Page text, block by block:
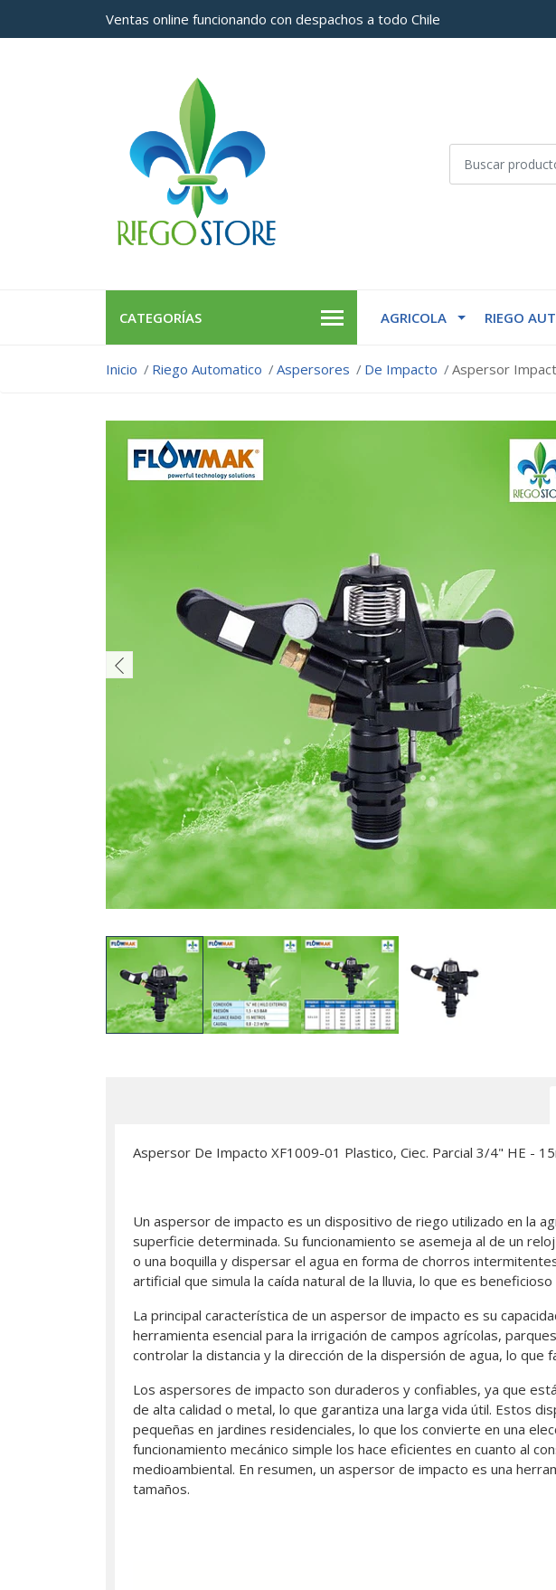
Ventas online funcionando con despachos a todo Chile
CATEGORÍAS AGRICOLA RIEGO
Inicio Riego Automatico Aspersores De Impacto Aspersor
Aspersor De Impacto XF1009-01 Plastico, Ciec. Parcial 3/4" HE -
Un aspersor de impacto es un dispositivo de riego utilizado en la
superficie determinada. Su funcionamiento se asemeja al de un
o una boquilla y dispersar el agua en forma de chorros
artificial que simula la caída natural de la lluvia, lo que es
La principal característica de un aspersor de impacto es su
herramienta esencial para la irrigación de campos agrícolas,
controlar la distancia y la dirección de la dispersión de agua, lo
Los aspersores de impacto son duraderos y confiables, ya que
de alta calidad o metal, lo que garantiza una larga vida útil. Estos
pequeñas en jardines residenciales, lo que los convierte en una
funcionamiento mecánico simple los hace eficientes en cuanto al
medioambiental. En resumen, un aspersor de impacto es una
tamaños.